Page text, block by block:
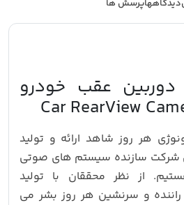
دیدگاههاپرسش ها
عقب خودرو
هر روز شاهد ارائه و تولید
شرکت سازنده سیستم های صوتی
از نظر محققان با تولید
و سرنشین هر روز بشر می